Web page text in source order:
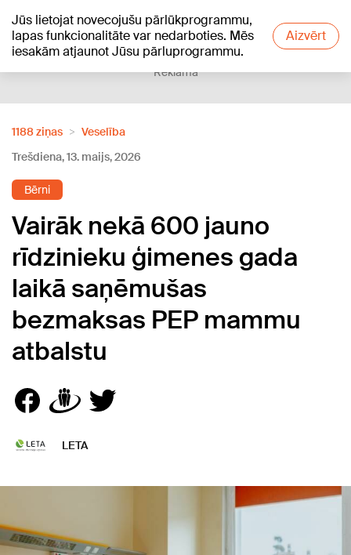
Jūs lietojat novecojušu pārlūkprogrammu,
lapas funkcionalitāte var nedarboties. Mēs
iesakām atjaunot Jūsu pārluprogrammu.
Aizvērt
+21°C
Reklāma
1188 ziņas
Veselība
Trešdiena, 13. maijs, 2026
Bērni
Vairāk nekā 600 jauno
rīdzinieku ģimenes gada
laikā saņēmušas
bezmaksas PEP mammu
atbalstu
LETA